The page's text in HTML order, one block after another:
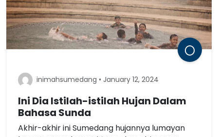
inimahsumedang • January 12, 2024
Ini Dia Istilah-istilah Hujan Dalam
Bahasa Sunda
Akhir-akhir ini Sumedang hujannya lumayan